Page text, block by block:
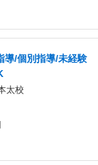
導/個別指導/未経験
太校